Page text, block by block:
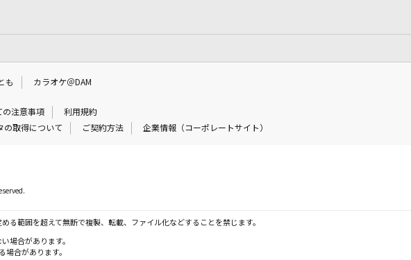
も カラオケ＠DAM
の注意事項
利用規約
の取得について ご契約方法 企業情報（コーポレートサイト）
る範囲を超えて無断で複製、転載、ファイル化などすることを禁じます。
場合があります。
場合があります。